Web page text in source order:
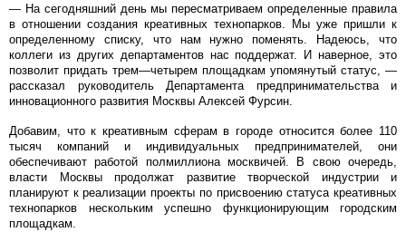
— На сегодняшний день мы пересматриваем определенные правила
в отношении создания креативных технопарков. Мы уже пришли к
определенному списку, что нам нужно поменять. Надеюсь, что
коллеги из других департаментов нас поддержат. И наверное, это
позволит придать трем—четырем площадкам упомянутый статус, —
рассказал руководитель Департамента предпринимательства и
инновационного развития Москвы Алексей Фурсин.
Добавим, что к креативным сферам в городе относится более 110
тысяч компаний и индивидуальных предпринимателей, они
обеспечивают работой полмиллиона москвичей. В свою очередь,
власти Москвы продолжат развитие творческой индустрии и
планируют к реализации проекты по присвоению статуса креативных
технопарков нескольким успешно функционирующим городским
площадкам.